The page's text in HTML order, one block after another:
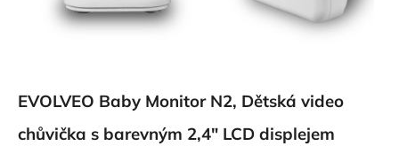
EVOLVEO Baby Monitor N2, Dětská video
chůvička s barevným 2,4" LCD displejem